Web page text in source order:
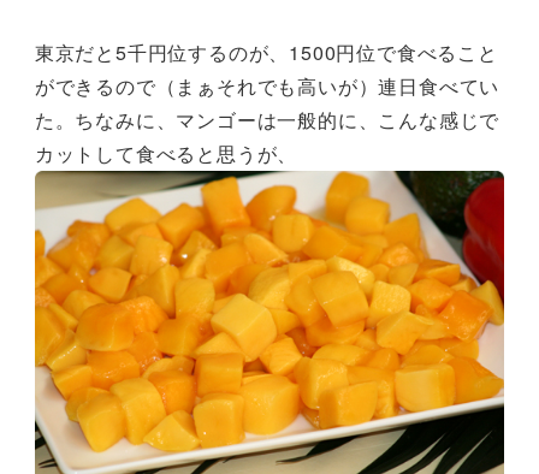
東京だと5千円位するのが、1500円位で食べること
ができるので（まぁそれでも高いが）連日食べてい
た。ちなみに、マンゴーは一般的に、こんな感じで
カットして食べると思うが、